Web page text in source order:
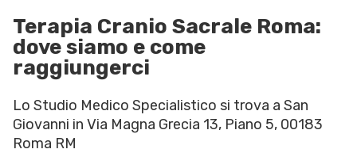
Terapia Cranio Sacrale Roma:
dove siamo e come
raggiungerci
Lo Studio Medico Specialistico si trova a San
Giovanni in Via Magna Grecia 13, Piano 5, 00183
Roma RM